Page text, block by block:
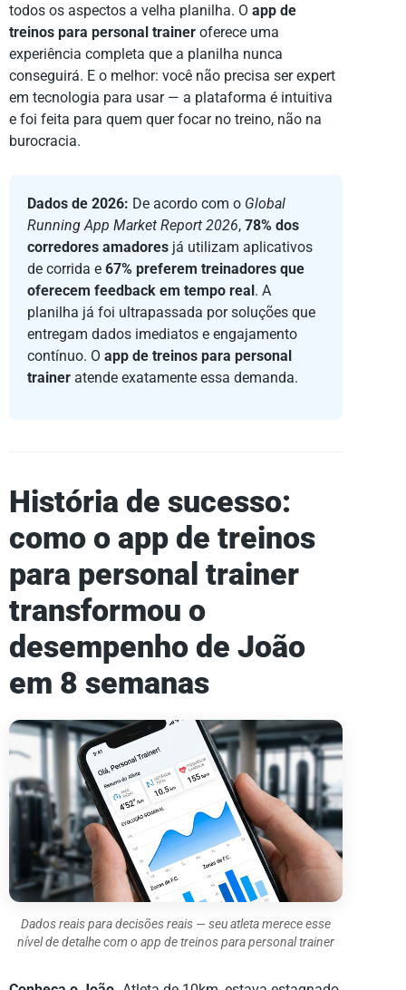
todos os aspectos a velha planilha. O app de
treinos para personal trainer oferece uma
experiência completa que a planilha nunca
conseguirá. E o melhor: você não precisa ser expert
em tecnologia para usar — a plataforma é intuitiva
e foi feita para quem quer focar no treino, não na
burocracia.
Dados de 2026: De acordo com o Global
Running App Market Report 2026, 78% dos
corredores amadores já utilizam aplicativos
de corrida e 67% preferem treinadores que
oferecem feedback em tempo real. A
planilha já foi ultrapassada por soluções que
entregam dados imediatos e engajamento
contínuo. O app de treinos para personal
trainer atende exatamente essa demanda.
História de sucesso:
como o app de treinos
para personal trainer
transformou o
desempenho de João
em 8 semanas
Dados reais para decisões reais — seu atleta merece esse
nível de detalhe com o app de treinos para personal trainer